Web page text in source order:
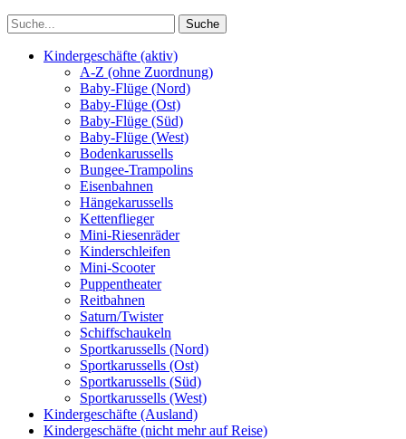
Kindergeschäfte (aktiv)
A-Z (ohne Zuordnung)
Baby-Flüge (Nord)
Baby-Flüge (Ost)
Baby-Flüge (Süd)
Baby-Flüge (West)
Bodenkarussells
Bungee-Trampolins
Eisenbahnen
Hängekarussells
Kettenflieger
Mini-Riesenräder
Kinderschleifen
Mini-Scooter
Puppentheater
Reitbahnen
Saturn/Twister
Schiffschaukeln
Sportkarussells (Nord)
Sportkarussells (Ost)
Sportkarussells (Süd)
Sportkarussells (West)
Kindergeschäfte (Ausland)
Kindergeschäfte (nicht mehr auf Reise)